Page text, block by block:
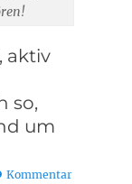
aktiv
so,
um
Kommentar